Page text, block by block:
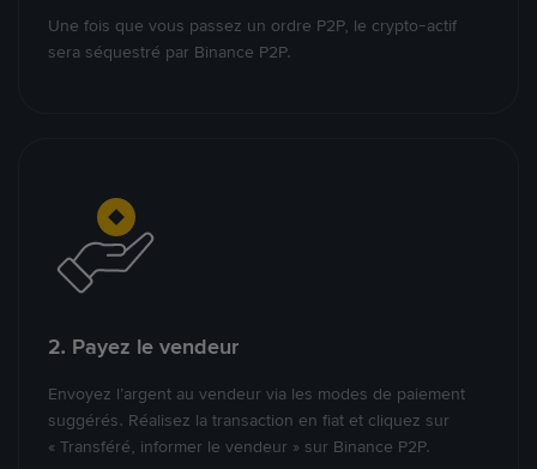
Une fois que vous passez un ordre P2P, le crypto-actif
sera séquestré par Binance P2P.
2. Payez le vendeur
Envoyez l’argent au vendeur via les modes de paiement
suggérés. Réalisez la transaction en fiat et cliquez sur
« Transféré, informer le vendeur » sur Binance P2P.